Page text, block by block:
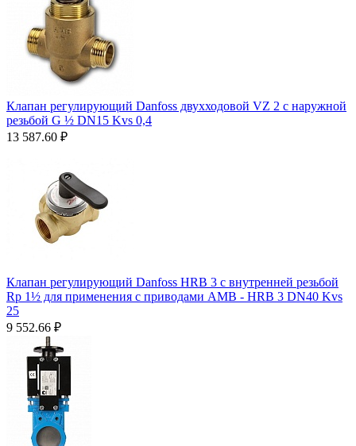
Клапан регулирующий Danfoss двухходовой VZ 2 c наружной
резьбой G ½ DN15 Kvs 0,4
13 587.60 ₽
Клапан регулирующий Danfoss HRB 3 с внутренней резьбой
Rp 1½ для применения с приводами AMВ - HRB 3 DN40 Kvs
25
9 552.66 ₽